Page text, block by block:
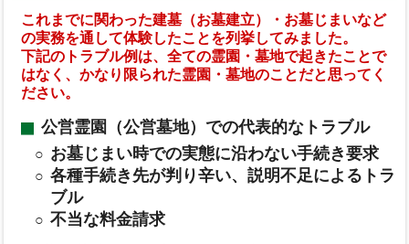
これまでに関わった建墓（お墓建立）・お墓じまいなど
の実務を通して体験したことを列挙してみました。
下記のトラブル例は、全ての霊園・墓地で起きたことで
はなく、かなり限られた霊園・墓地のことだと思ってく
ださい。
公営霊園（公営墓地）での代表的なトラブル
お墓じまい時での実態に沿わない手続き要求
各種手続き先が判り辛い、説明不足によるトラ
ブル
不当な料金請求